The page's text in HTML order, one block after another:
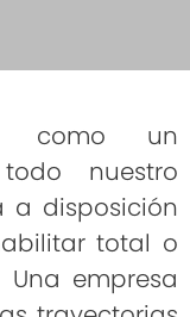
como un
nuestro
a disposición
total o
empresa